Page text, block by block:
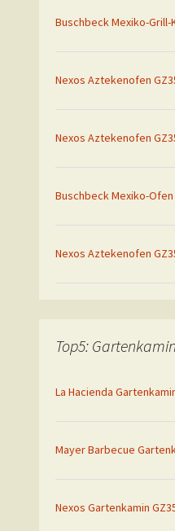
Buschbeck Mexiko-Grill-
Nexos Aztekenofen
Nexos Aztekenofen
Buschbeck Mexiko-Ofen
Nexos Aztekenofen
Top5:
La Hacienda
Mayer Barbecue
Nexos Gartenkamin